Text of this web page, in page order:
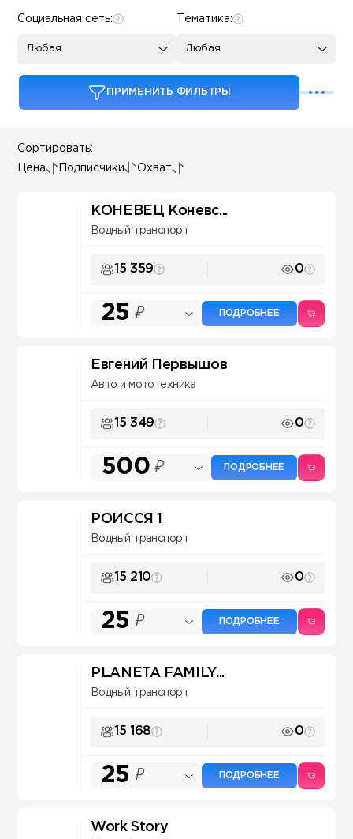
Тематика:
Любая
Социальная сеть:
Любая
ПРИМЕНИТЬ ФИЛЬТРЫ
Сортировать:
Цена Подписчики Охват
КОНЕВЕЦ Коневс...
Водный транспорт
15 359 0
25 ₽ ПОДРОБНЕЕ
Евгений Первышов
Авто и мототехника
15 349 0
500 ₽ ПОДРОБНЕЕ
РОИССЯ 1
Водный транспорт
15 210 0
25 ₽ ПОДРОБНЕЕ
PLANETA FAMILY...
Водный транспорт
15 168 0
25 ₽ ПОДРОБНЕЕ
Work Story